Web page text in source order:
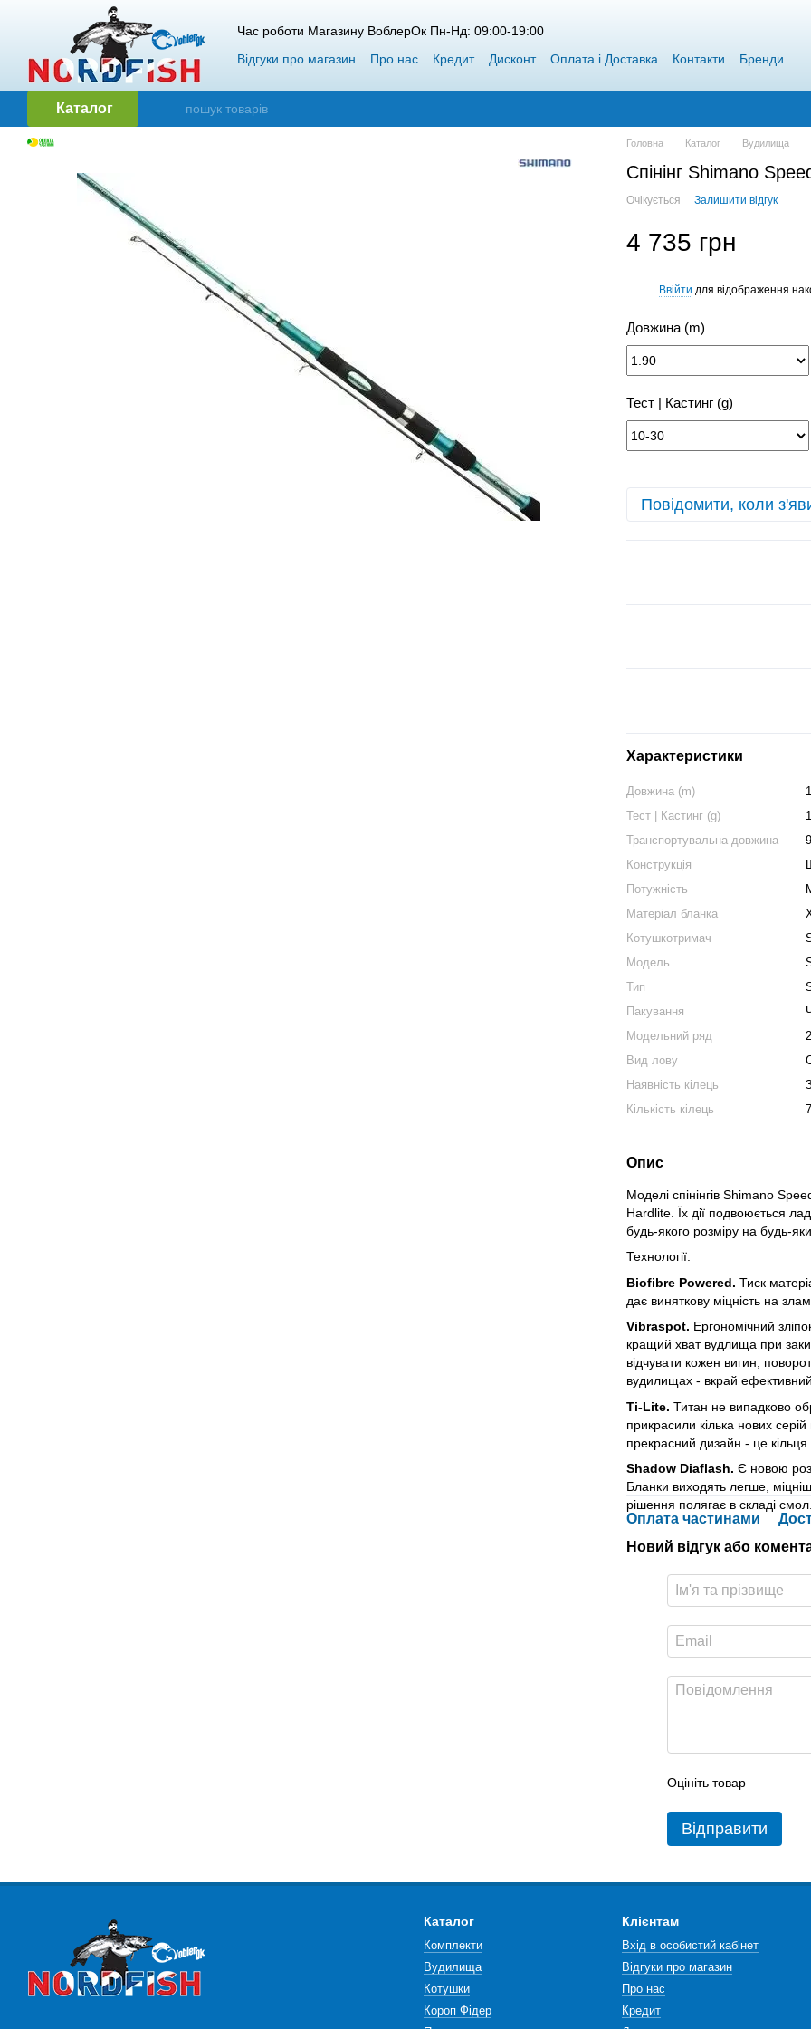
Перейти до основного контенту
Час роботи Магазину ВоблерОк Пн-Нд: 09:00-19:00
Відгуки про магазин
Про нас Кредит Дисконт Оплата і Доставка Контакти
Бренди
Каталог
Головна Каталог Вудилища
Спінінг Shimano
Очікується Залишити відгук
4 735 грн
Ввійти для відображення
Довжина (m)
Тест | Кастинг (g)
Повідомити, коли
Характеристики
Довжина (m)
Тест | Кастинг (g)
Транспортувальна довжина
Конструкція
Потужність
Матеріал бланка
Котушкотримач
Модель
Тип
Пакування
Модельний ряд
Вид лову
Наявність кілець
Кількість кілець
7
Опис
Моделі спінінгів Shimano
Hardlite. Їх дії подвоюється
будь-якого розміру на будь-
Технології:
Biofibre Powered. Тиск
дає виняткову міцність на злам,
Vibraspot. Ергономічний
кращий хват вудлища при
відчувати кожен вигин,
вудилищах - вкрай
Ti-Lite. Титан не випадково
прикрасили кілька нових
прекрасний дизайн - це кільця
Shadow Diaflash. Є новою
Бланки виходять легше,
рішення полягає в складі смол.
Оплата частинами
Новий відгук або
Оцініть товар
Відправити
Каталог
Комплекти
Вудилища
Котушки
Короп Фідер
Клієнтам
Вхід в особистий кабінет
Відгуки про магазин
Про нас
Кредит